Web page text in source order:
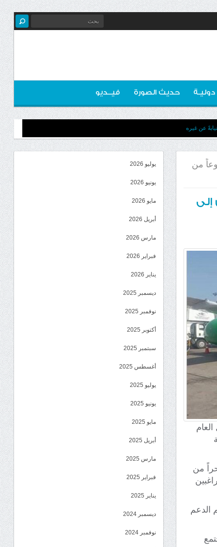
دوليـة حديث الصورة فيــديو
عن غيره
طوعاً من
إلى
الأولى بإعادة 70 لاجئاً بحراً من
الدعم
يوليو 2026
يونيو 2026
مايو 2026
أبريل 2026
مارس 2026
فبراير 2026
يناير 2026
ديسمبر 2025
نوفمبر 2025
أكتوبر 2025
سبتمبر 2025
أغسطس 2025
يوليو 2025
يونيو 2025
مايو 2025
أبريل 2025
مارس 2025
فبراير 2025
يناير 2025
ديسمبر 2024
نوفمبر 2024